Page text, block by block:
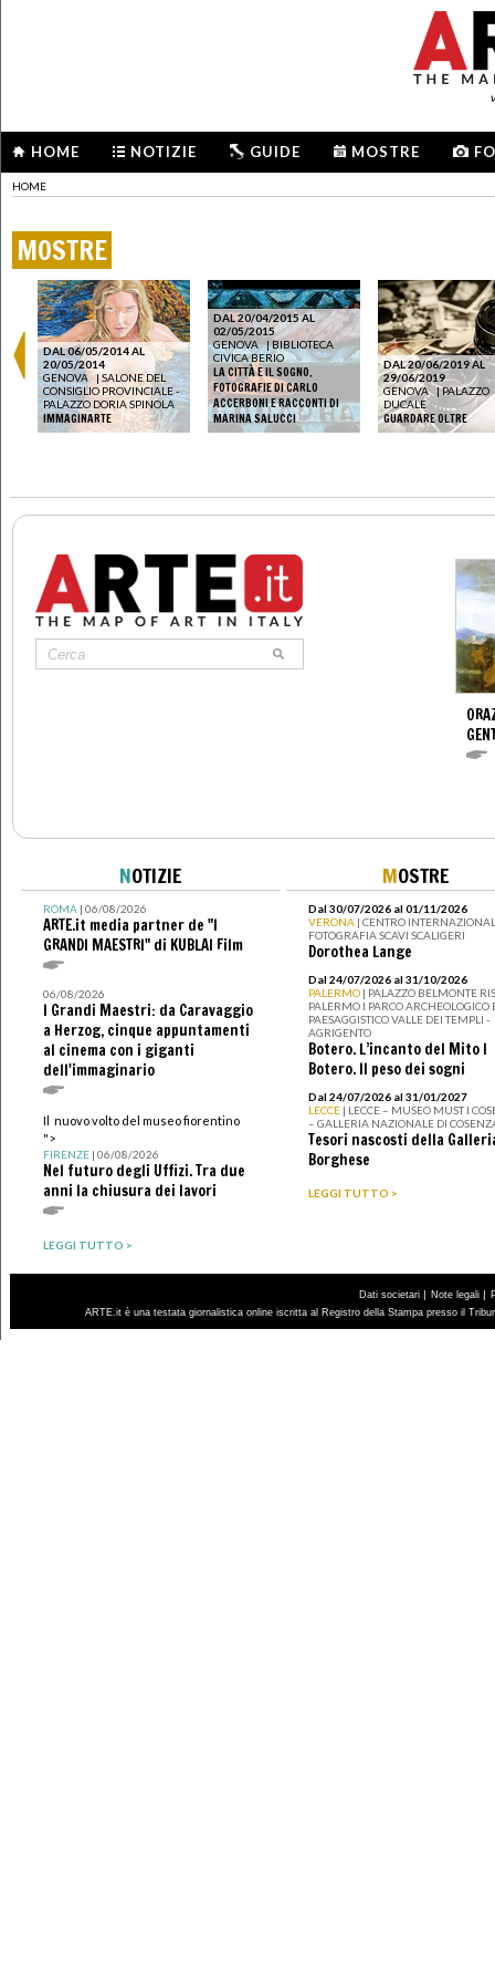
HOME NOTIZIE GUIDE MOSTRE
HOME
MOSTRE
DAL 06/05/2014 AL
20/05/2014
GENOVA |SALONE DEL
CONSIGLIO PROVINCIALE -
PALAZZO DORIA SPINOLA
IMMAGINARTE
DAL 20/04/2015 AL
02/05/2015
GENOVA |BIBLIOTECA
CIVICA BERIO
LA CITTÀ E IL SOGNO.
FOTOGRAFIE DI CARLO
ACCERBONI E RACCONTI DI
MARINA SALUCCI
DAL 20/06/2019 AL
29/06/2019
GENOVA
|PALAZZO
DUCALE
GUARDARE OLTRE
NOTIZIE
ROMA| 06/08/2026
ARTE.it media partner de "I
GRANDI MAESTRI" di KUBLAI Film
06/08/2026
I Grandi Maestri: da Caravaggio
a Herzog, cinque appuntamenti
al cinema con i giganti
dell'immaginario
Il nuovo volto del museo fiorentino
">
FIRENZE| 06/08/2026
Nel futuro degli Uffizi. Tra due
anni la chiusura dei lavori
LEGGI TUTTO >
MOSTRE
Dal 30/07/2026 al 01/11/2026
VERONA | CENTRO
FOTOGRAFIA SCAVI SCALIGERI
Dorothea Lange
Dal 24/07/2026 al 31/10/2026
PALERMO | PALAZZO BELMONTE
PALERMO I PARCO ARCHEOLOGICO
PAESAGGISTICO VALLE DEI TEMPLI -
AGRIGENTO
Botero. L’incanto del Mito I
Botero. Il peso dei sogni
Dal 24/07/2026 al 31/01/2027
LECCE | LECCE – MUSEO MUST I
– GALLERIA NAZIONALE DI
Tesori nascosti della
Borghese
LEGGI TUTTO >
Dati societari | Note legali |
ARTE.it è una testata giornalistica online iscritta al Registro della Stampa presso il